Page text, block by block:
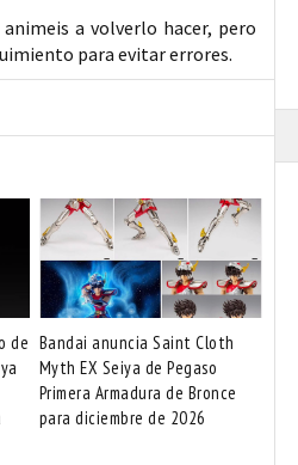
a volverlo hacer, pero
para evitar errores.
de Bandai anuncia Saint Cloth
Myth EX Seiya de Pegaso
Primera Armadura de Bronce
para diciembre de 2026